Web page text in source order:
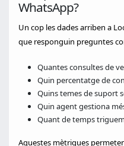
WhatsApp?
Un cop les dades arriben a
que responguin preguntes
Quantes consultes de
Quin percentatge de
Quins temes de suport
Quin agent gestiona
Quant de temps
Aquestes mètriques